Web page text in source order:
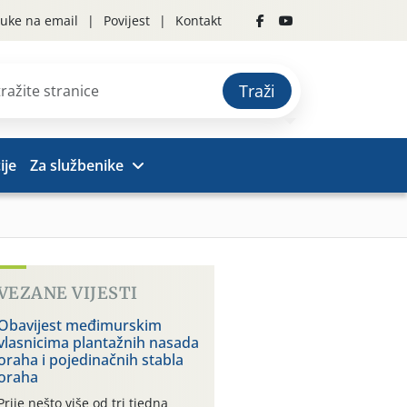
na email Povijest Kontakt
Traži
Za službenike
VIJESTI
međimurskim
plantažnih nasada
i pojedinačnih stabla
nešto više od tri tjedna